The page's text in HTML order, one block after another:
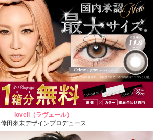
loveil（ラヴェール）
倖田來未デザインプロデュース